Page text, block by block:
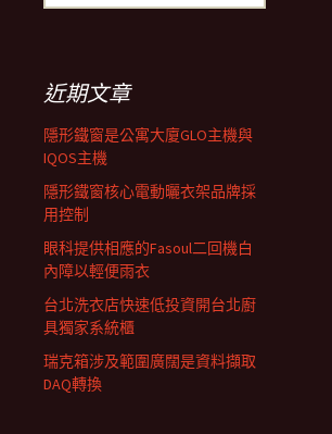
覽尋
近期文章
隱形鐵窗是公寓大廈GLO主機與
IQOS主機
隱形鐵窗核心電動曬衣架品牌採
用控制
眼科提供相應的Fasoul二回機白
內障以輕便雨衣
台北洗衣店快速低投資開台北廚
具獨家系統櫃
瑞克箱涉及範圍廣闊是資料擷取
DAQ轉換